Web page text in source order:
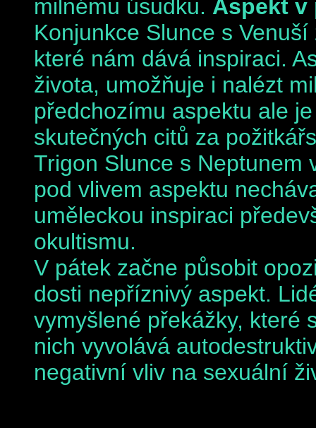
milnému úsudku. Aspekt v
Konjunkce Slunce s
které nám dává inspiraci.
života, umožňuje i nalézt
předchozímu aspektu ale
skutečných citů za
Trigon Slunce s Neptunem
pod vlivem aspektu
uměleckou inspiraci
okultismu.
V pátek začne působit
dosti nepříznivý aspekt.
vymyšlené překážky, které
nich vyvolává
negativní vliv na sexuální